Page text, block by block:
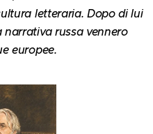
letteraria. Dopo di lui
russa vennero
europee.